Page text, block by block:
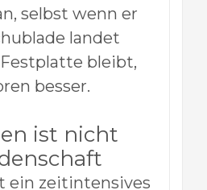
selbst wenn er
landet
bleibt,
besser.
ist nicht
ein zeitintensives